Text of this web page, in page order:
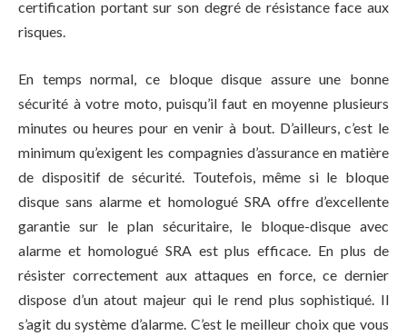
certification portant sur son degré de résistance face aux
risques.
En temps normal, ce bloque disque assure une bonne
sécurité à votre moto, puisqu’il faut en moyenne plusieurs
minutes ou heures pour en venir à bout. D’ailleurs, c’est le
minimum qu’exigent les compagnies d’assurance en matière
de dispositif de sécurité. Toutefois, même si le bloque
disque sans alarme et homologué SRA offre d’excellente
garantie sur le plan sécuritaire, le bloque-disque avec
alarme et homologué SRA est plus efficace. En plus de
résister correctement aux attaques en force, ce dernier
dispose d’un atout majeur qui le rend plus sophistiqué. Il
s’agit du système d’alarme. C’est le meilleur choix que vous